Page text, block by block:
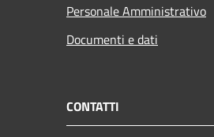
Personale Amministrativo
Documenti e dati
CONTATTI